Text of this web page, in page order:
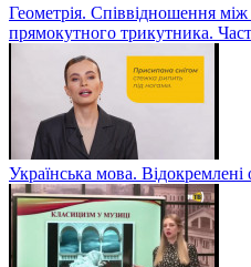
Геометрія. Співвідношення
прямокутного трикутника.
Українська мова. Відокремлені